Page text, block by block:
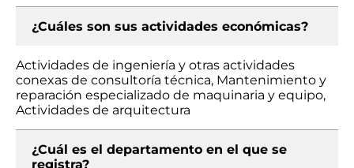
¿Cuáles son sus actividades económicas?
Actividades de ingeniería y otras actividades
conexas de consultoría técnica, Mantenimiento y
reparación especializado de maquinaria y equipo,
Actividades de arquitectura
¿Cuál es el departamento en el que se
registra?